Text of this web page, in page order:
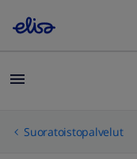
Suoratoistopalvelut